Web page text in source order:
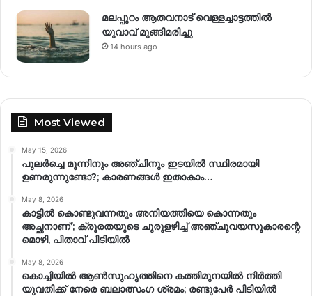
മലപ്പുറം ആതവനാട് വെള്ളച്ചാട്ടത്തില്‍
യുവാവ് മുങ്ങിമരിച്ചു
14 hours ago
Most Viewed
May 15, 2026
പുലർച്ചെ മൂന്നിനും അഞ്ചിനും ഇടയിൽ സ്ഥിരമായി
ഉണരുന്നുണ്ടോ?; കാരണങ്ങള്‍ ഇതാകാം…
May 8, 2026
കാട്ടിൽ കൊണ്ടുവന്നതും അനിയത്തിയെ കൊന്നതും
അച്ഛനാണ്’; ക്രൂരതയുടെ ചുരുളഴിച്ച് അഞ്ചുവയസുകാരന്റെ
മൊഴി, പിതാവ് പിടിയിൽ
May 8, 2026
കൊച്ചിയിൽ ആൺസുഹൃത്തിനെ കത്തിമുനയിൽ നിർത്തി
യുവതിക്ക് നേരെ ബലാത്സംഗ​ ശ്രമം; രണ്ടുപേർ പിടിയിൽ